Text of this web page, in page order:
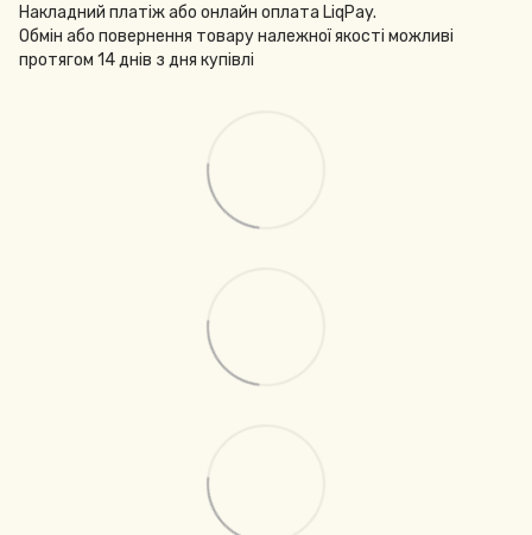
Накладний платіж або онлайн оплата LiqPay.
Обмін або повернення товару належної якості можливі
протягом 14 днів з дня купівлі